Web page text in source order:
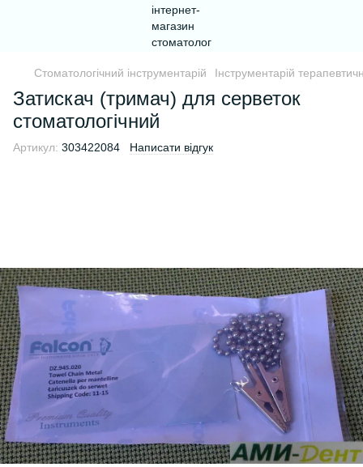
Стоматологічний інструментарій Інструментарій
Затискач (тримач) для серветок
стоматологічний
Артикул: 303422084 Написати відгук